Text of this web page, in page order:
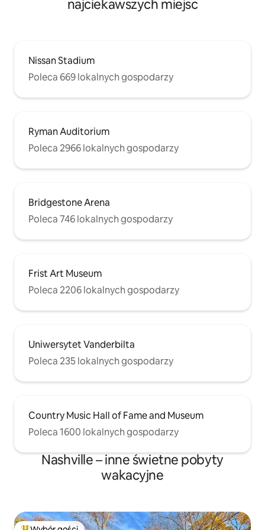
najciekawszych miejsc
Nissan Stadium
Poleca 669 lokalnych gospodarzy
Ryman Auditorium
Poleca 2966 lokalnych gospodarzy
Bridgestone Arena
Poleca 746 lokalnych gospodarzy
Frist Art Museum
Poleca 2206 lokalnych gospodarzy
Uniwersytet Vanderbilta
Poleca 235 lokalnych gospodarzy
Country Music Hall of Fame and Museum
Poleca 1600 lokalnych gospodarzy
Nashville – inne świetne pobyty
wakacyjne